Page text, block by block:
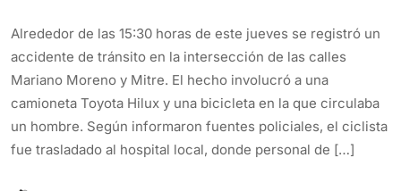
Alrededor de las 15:30 horas de este jueves se registró un
accidente de tránsito en la intersección de las calles
Mariano Moreno y Mitre. El hecho involucró a una
camioneta Toyota Hilux y una bicicleta en la que circulaba
un hombre. Según informaron fuentes policiales, el ciclista
fue trasladado al hospital local, donde personal de […]